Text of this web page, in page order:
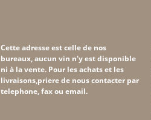
Cette adresse est celle de nos
bureaux, aucun vin n'y est disponible
ni à la vente. Pour les achats et les
livraisons,priere de nous contacter par
telephone, fax ou email.